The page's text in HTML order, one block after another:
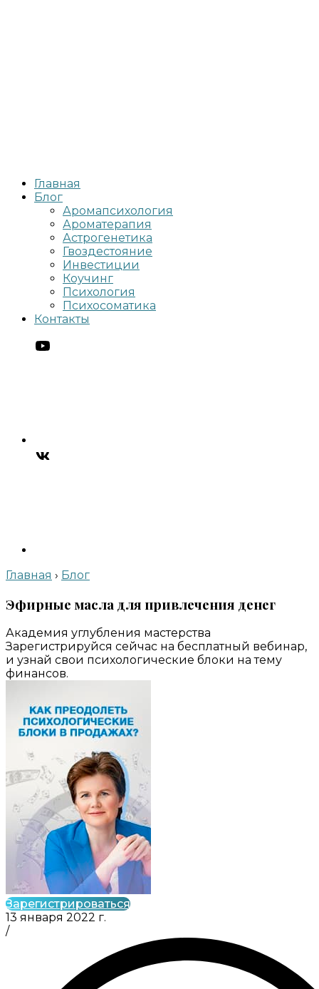
Главная
Блог
Аромапсихология
Ароматерапия
Астрогенетика
Гвоздестояние
Инвестиции
Коучинг
Психология
Психосоматика
Контакты
Главная › Блог
Эфирные масла для привлечения денег
Академия углубления мастерства
Зарегистрируйся сейчас на бесплатный вебинар,
и узнай свои психологические блоки на тему
финансов.
Зарегистрироваться
13 января 2022 г.
/